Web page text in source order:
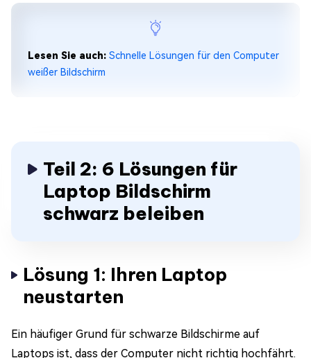
Lesen Sie auch: Schnelle Lösungen für den Computer
weißer Bildschirm
Teil 2: 6 Lösungen für
Laptop Bildschirm
schwarz beleiben
Lösung 1: Ihren Laptop
neustarten
Ein häufiger Grund für schwarze Bildschirme auf
Laptops ist, dass der Computer nicht richtig hochfährt.